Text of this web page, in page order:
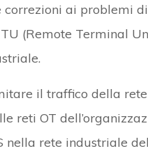
ai problemi
(Remote Terminal
il traffico della
reti OT
rete industriale